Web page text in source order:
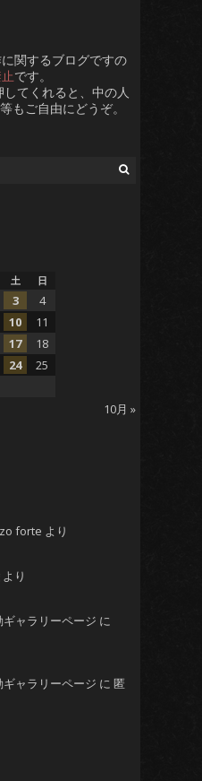
関するブログですの
です。
してくれると、中の人
もご自由にどうぞ。
土 日
3
4
10
11
17
18
24
25
10月 »
forte より
より
ャラリーページ に
ャラリーページ に匿